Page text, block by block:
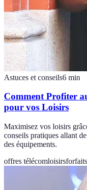
Astuces et conseils6 min
Comment Profiter
pour vos Loisirs
Maximisez vos loisirs
conseils pratiques allant
des équipements.
offres télécomloisirs